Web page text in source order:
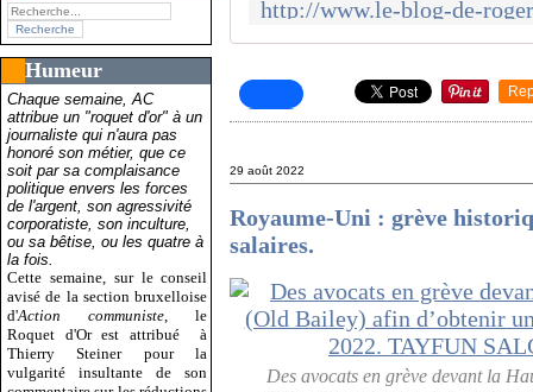
Humeur
Chaque semaine, AC
attribue un "roquet d'or" à un
journaliste qui n'aura pas
honoré son métier, que ce
soit par sa complaisance
politique envers les forces
de l'argent, son agressivité
corporatiste, son inculture,
ou sa bêtise, ou les quatre à
la fois.
Cette semaine, sur le conseil
avisé de la section bruxelloise
d'Action communiste , le
Roquet d'Or est attribué
à
Thierry Steiner pour la
vulgarité insultante de son
29 août 2022
Royaume-Uni : grève
salaires.
Des avocats en grève devant la